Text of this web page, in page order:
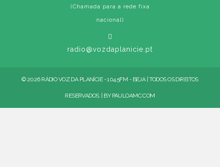
(Chamada para a rede fixa
nacional)
radio@vozdaplanicie.pt
© 2026 RÁDIO VOZ DA PLANÍCIE - 104.5FM - BEJA | TODOS OS DIREITOS
RESERVADOS. | BY PAULOAMC.COM